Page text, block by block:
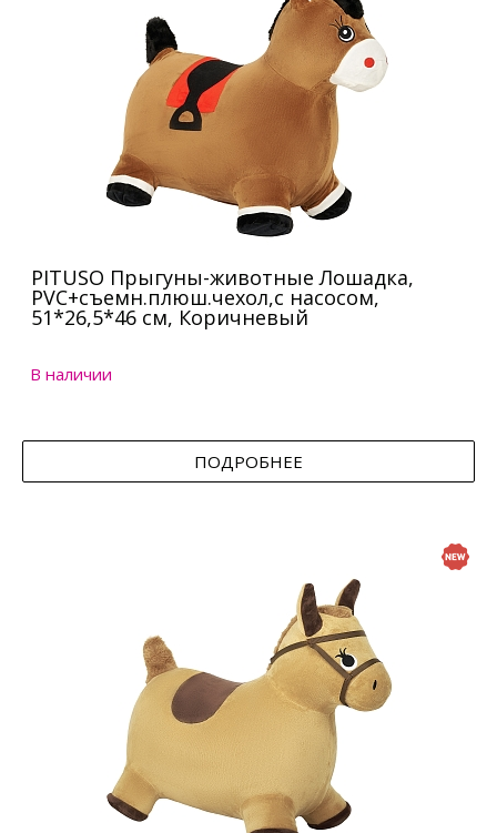
PITUSO Прыгуны-животные Лошадка,
PVC+съемн.плюш.чехол,с насосом,
51*26,5*46 см, Коричневый
В наличии
ПОДРОБНЕЕ